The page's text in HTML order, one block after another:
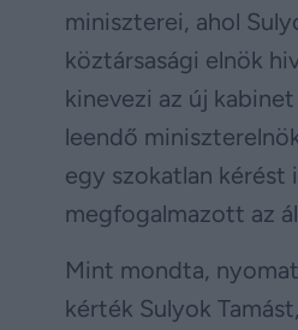
miniszterei, ahol
köztársasági elnök
kinevezi az új
leendő
egy szokatlan kérést
megfogalmazott az
Mint mondta,
kérték Sulyok